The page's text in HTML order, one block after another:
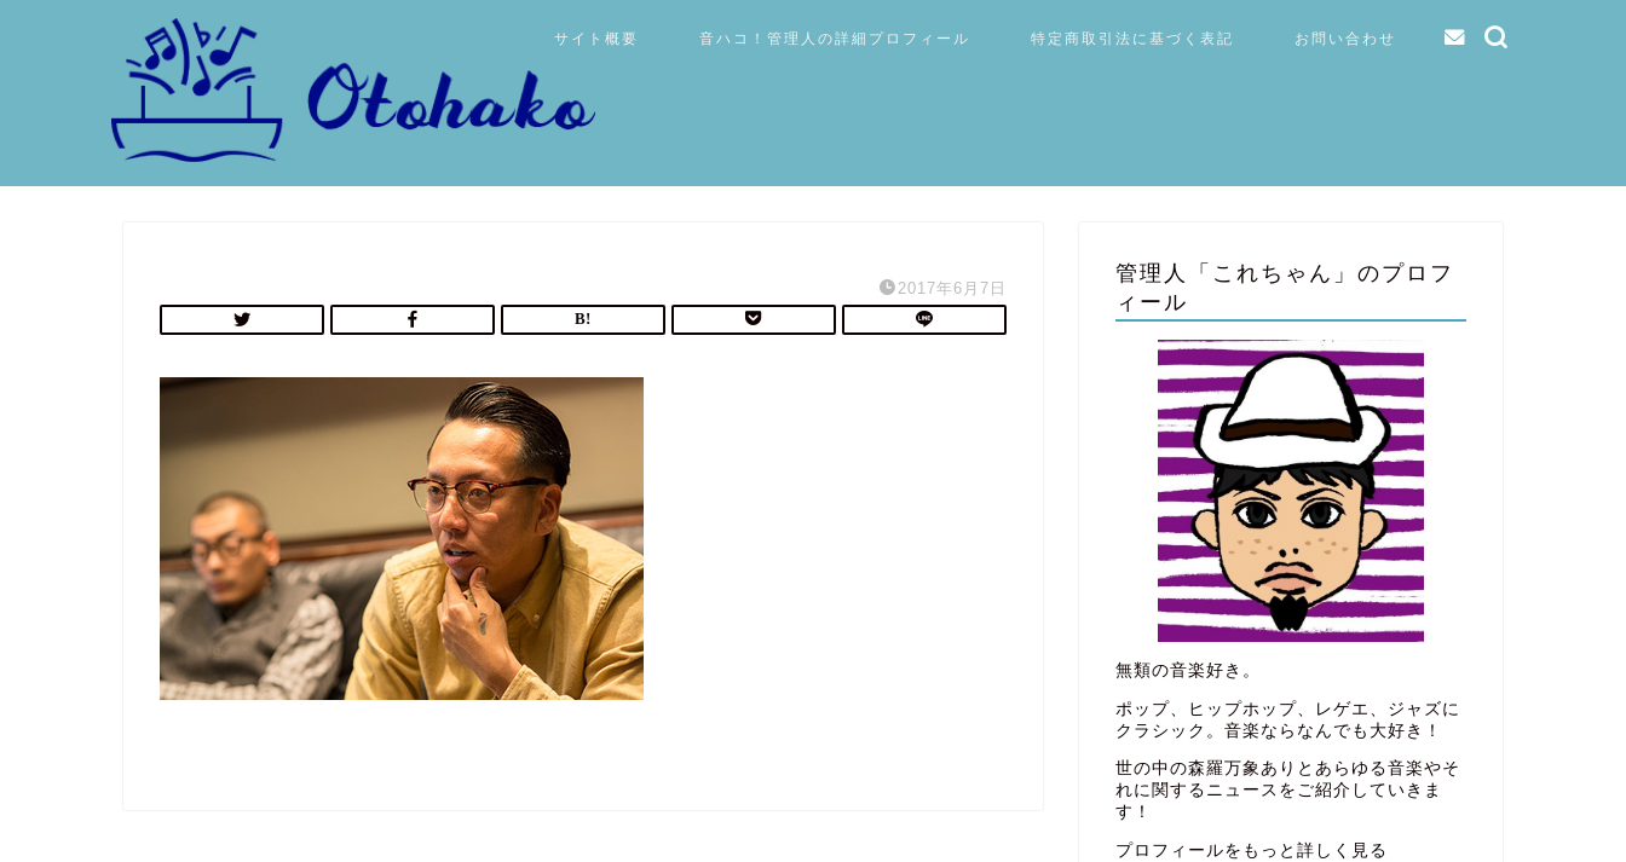
サイト概要 音ハコ！管理人の詳細プロフィール 特定商取引法に基づく表記 お問い合わせ
2017年6月7日
管理人「これちゃん」のプロフ
ィール
無類の音楽好き。
ポップ、ヒップホップ、レゲエ、ジャズに
クラシック。音楽ならなんでも大好き！
世の中の森羅万象ありとあらゆる音楽やそ
れに関するニュースをご紹介していきま
す！
プロフィールをもっと詳しく見る